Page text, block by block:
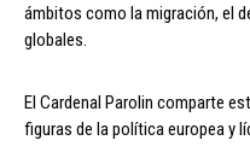
ámbitos como la migración, el
globales.
El Cardenal Parolin comparte
figuras de la política europea y